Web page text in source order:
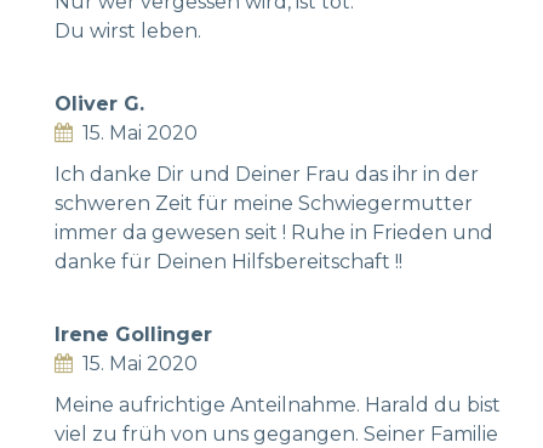
Du wirst leben.
Oliver G.
15. Mai 2020
Ich danke Dir und Deiner Frau das ihr in der
schweren Zeit für meine Schwiegermutter
immer da gewesen seit ! Ruhe in Frieden und
danke für Deinen Hilfsbereitschaft !!
Irene Gollinger
15. Mai 2020
Meine aufrichtige Anteilnahme. Harald du bist
viel zu früh von uns gegangen. Seiner Familie